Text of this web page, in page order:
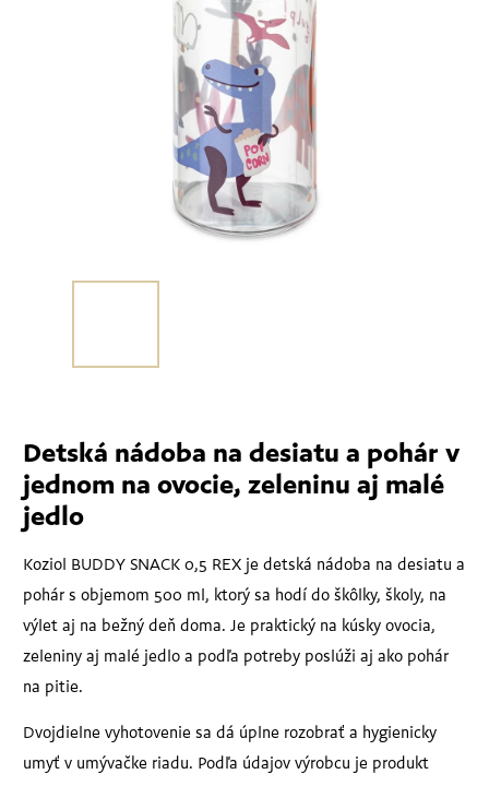
Detská nádoba na desiatu a pohár v
jednom na ovocie, zeleninu aj malé
jedlo
Koziol BUDDY SNACK 0,5 REX je detská nádoba na desiatu a
pohár s objemom 500 ml, ktorý sa hodí do škôlky, školy, na
výlet aj na bežný deň doma. Je praktický na kúsky ovocia,
zeleniny aj malé jedlo a podľa potreby poslúži aj ako pohár
na pitie.
Dvojdielne vyhotovenie sa dá úplne rozobrať a hygienicky
umyť v umývačke riadu. Podľa údajov výrobcu je produkt